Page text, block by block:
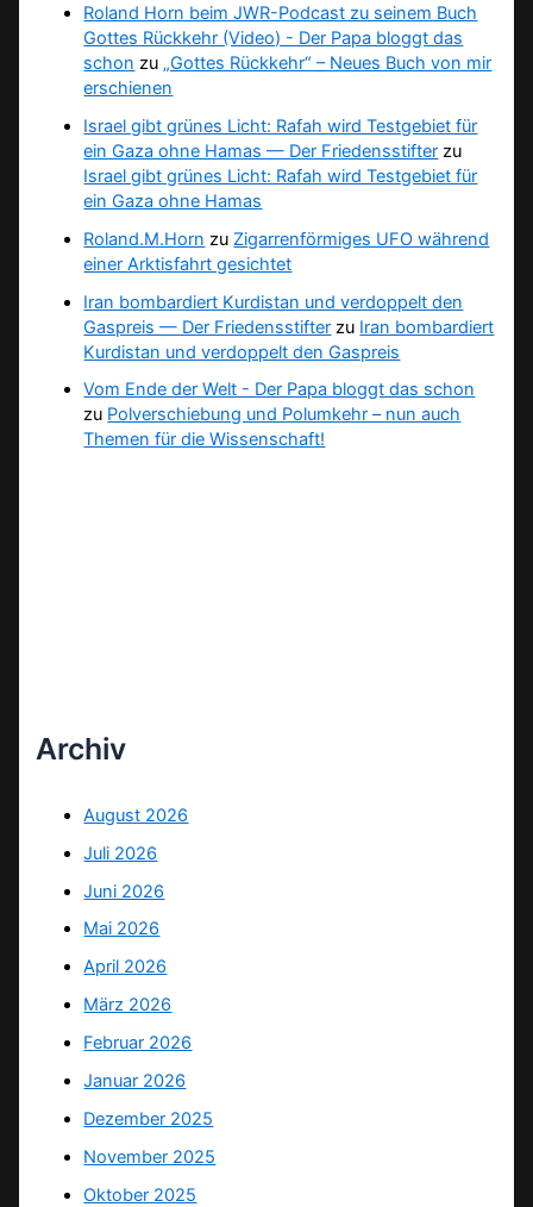
Roland Horn beim JWR-Podcast zu seinem Buch
Gottes Rückkehr (Video) - Der Papa bloggt das
schon zu „Gottes Rückkehr“ – Neues Buch von mir
erschienen
Israel gibt grünes Licht: Rafah wird Testgebiet für
ein Gaza ohne Hamas — Der Friedensstifter zu
Israel gibt grünes Licht: Rafah wird Testgebiet für
ein Gaza ohne Hamas
Roland.M.Horn zu Zigarrenförmiges UFO während
einer Arktisfahrt gesichtet
Iran bombardiert Kurdistan und verdoppelt den
Gaspreis — Der Friedensstifter zu Iran bombardiert
Kurdistan und verdoppelt den Gaspreis
Vom Ende der Welt - Der Papa bloggt das schon
zu Polverschiebung und Polumkehr – nun auch
Themen für die Wissenschaft!
Archiv
August 2026
Juli 2026
Juni 2026
Mai 2026
April 2026
März 2026
Februar 2026
Januar 2026
Dezember 2025
November 2025
Oktober 2025